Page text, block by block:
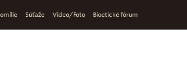
Súťaže Video/Foto Bioetické fórum